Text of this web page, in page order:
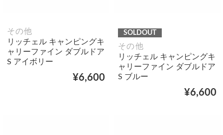
その他
リッチェル キャンピングキ
ャリーファイン ダブルドア
S アイボリー
¥6,600
SOLDOUT
その他
リッチェル キャンピングキ
ャリーファイン ダブルドア
S ブルー
¥6,600